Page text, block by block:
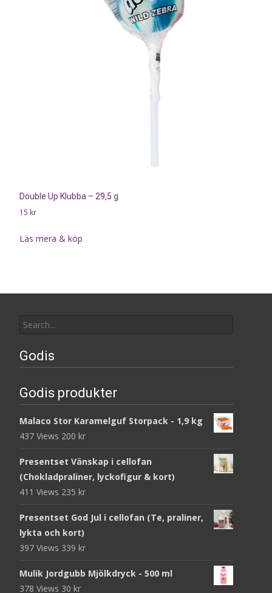
Double Up Klubba – 29,5 g
15 kr
Läs mera & köp
for:
Godis
Godis produkter
Malaco Stor Karamelguf Storpack - 1,9 kg
437 Views 200 kr
Presentset Vänskap i cellofan
(Chokladpraliner, lyckofigur & kort)
411 Views 235 kr
Presentset God Jul i cellofan (Te, praliner,
lykta och kort)
397 Views 339 kr
Mulik Jordgubb Mjölkdryck - 500 ml
378 Views 30 kr